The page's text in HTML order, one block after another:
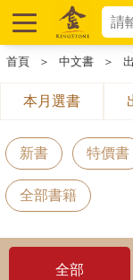
首頁 ＞ 中文書 ＞
本月選書
新書 特價書
全部書籍
全部